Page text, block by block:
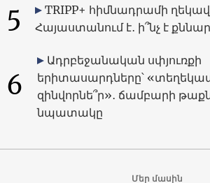
5
TRIPP+ հիմնադրամի
Հայաստանում է․ ի՞նչ է
6
Ադրբեջանական սփյուռքի
երիտասարդները՝
զինվորնե՞ր»․ ճամբարի
նպատակը
Մեր մասին